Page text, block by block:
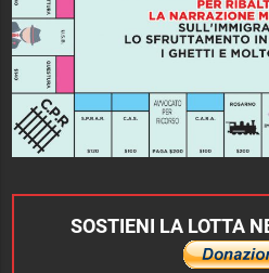
SOSTIENI LA LOTTA